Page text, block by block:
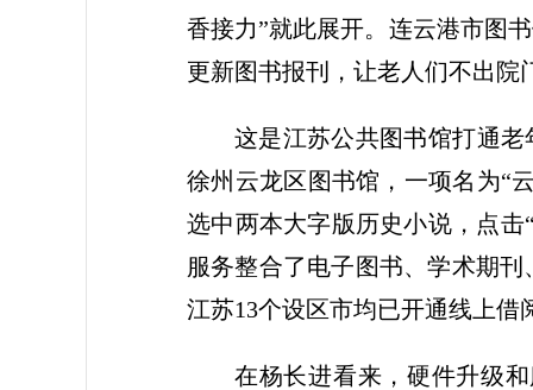
香接力”就此展开。连云港市图
更新图书报刊，让老人们不出院
这是江苏公共图书馆打通老
徐州云龙区图书馆，一项名为“
选中两本大字版历史小说，点
服务整合了电子图书、学术期
江苏13个设区市均已开通线上借
在杨长进看来，硬件升级